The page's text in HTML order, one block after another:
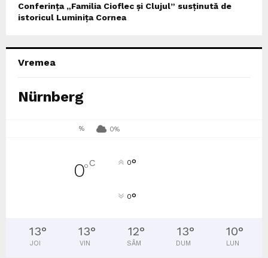
Conferința „Familia Cioflec și Clujul” susținută de
istoricul Luminița Cornea
Vremea
Nürnberg
% 0%
0°C 0°
0°
13°
JOI
13°
VIN
12°
SÂM
13°
DUM
10°
LUN